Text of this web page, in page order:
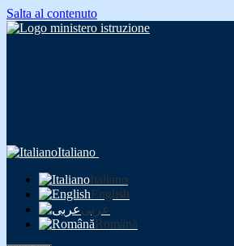
Salta al contenuto
Italiano
Italiano
English
عربى
Română